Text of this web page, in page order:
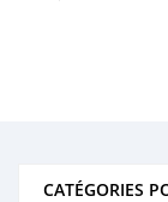
CATÉGORIES